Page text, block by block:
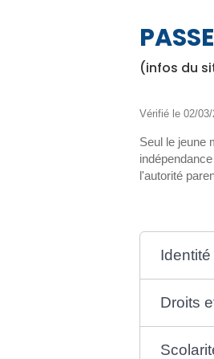
(infos du
Vérifié le 02/
Seul le jeune
l'autorité
Droits